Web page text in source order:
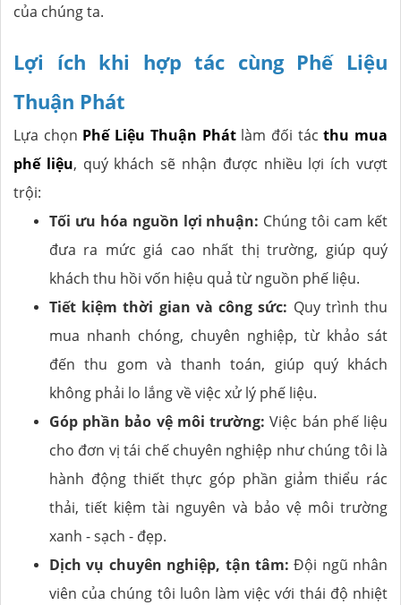
của chúng ta.
Lợi ích khi hợp tác cùng Phế Liệu
Thuận Phát
Lựa chọn Phế Liệu Thuận Phátlàm đối tácthu mua
phế liệu, quý khách sẽ nhận được nhiều lợi ích vượt
trội:
Tối ưu hóa nguồn lợi nhuận: Chúng tôi cam kết
đưa ra mức giá cao nhất thị trường, giúp quý
khách thu hồi vốn hiệu quả từ nguồn phế liệu.
Tiết kiệm thời gian và công sức: Quy trình thu
mua nhanh chóng, chuyên nghiệp, từ khảo sát
đến thu gom và thanh toán, giúp quý khách
không phải lo lắng về việc xử lý phế liệu.
Góp phần bảo vệ môi trường: Việc bán phế liệu
cho đơn vị tái chế chuyên nghiệp như chúng tôi là
hành động thiết thực góp phần giảm thiểu rác
thải, tiết kiệm tài nguyên và bảo vệ môi trường
xanh - sạch - đẹp.
Dịch vụ chuyên nghiệp, tận tâm: Đội ngũ nhân
viên của chúng tôi luôn làm việc với thái độ nhiệt